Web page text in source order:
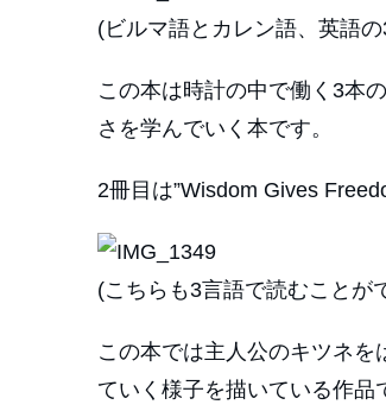
(ビルマ語とカレン語、英語
この本は時計の中で働く3本
さを学んでいく本です。
2冊目は”Wisdom Gives
(こちらも3言語で読むことが
この本では主人公のキツネ
ていく様子を描いている作品